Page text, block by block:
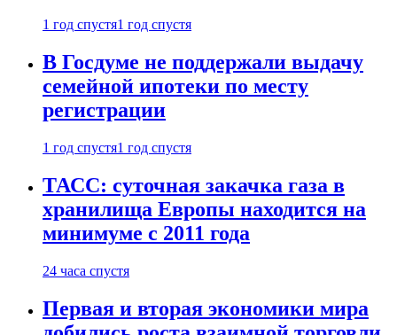
1 год спустя1 год спустя
В Госдуме не поддержали выдачу
семейной ипотеки по месту
регистрации
1 год спустя1 год спустя
ТАСС: суточная закачка газа в
хранилища Европы находится на
минимуме с 2011 года
24 часа спустя
Первая и вторая экономики мира